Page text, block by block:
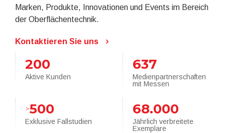
Marken, Produkte, Innovationen und Events im Bereich
der Oberflächentechnik.
Kontaktieren Sie uns
200
Aktive Kunden
637
Medienpartnerschaften
mit Messen
>500
Exklusive Fallstudien
68.000
Jährlich verbreitete
Exemplare